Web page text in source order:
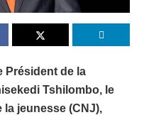
Président de la
Tshilombo, le
jeunesse (CNJ),